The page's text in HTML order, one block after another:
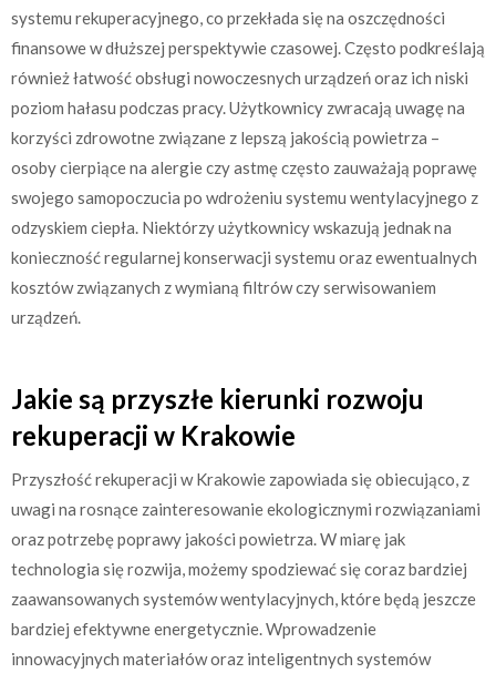
systemu rekuperacyjnego, co przekłada się na oszczędności
finansowe w dłuższej perspektywie czasowej. Często podkreślają
również łatwość obsługi nowoczesnych urządzeń oraz ich niski
poziom hałasu podczas pracy. Użytkownicy zwracają uwagę na
korzyści zdrowotne związane z lepszą jakością powietrza –
osoby cierpiące na alergie czy astmę często zauważają poprawę
swojego samopoczucia po wdrożeniu systemu wentylacyjnego z
odzyskiem ciepła. Niektórzy użytkownicy wskazują jednak na
konieczność regularnej konserwacji systemu oraz ewentualnych
kosztów związanych z wymianą filtrów czy serwisowaniem
urządzeń.
Jakie są przyszłe kierunki rozwoju
rekuperacji w Krakowie
Przyszłość rekuperacji w Krakowie zapowiada się obiecująco, z
uwagi na rosnące zainteresowanie ekologicznymi rozwiązaniami
oraz potrzebę poprawy jakości powietrza. W miarę jak
technologia się rozwija, możemy spodziewać się coraz bardziej
zaawansowanych systemów wentylacyjnych, które będą jeszcze
bardziej efektywne energetycznie. Wprowadzenie
innowacyjnych materiałów oraz inteligentnych systemów